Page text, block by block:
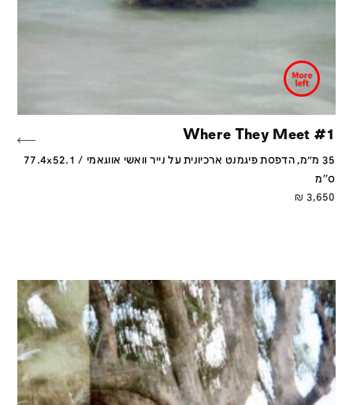
Where They Meet #1
35 מ״מ, הדפסת פיגמנט ארכיונית על נייר וואשי אווגאמי / 77.4x52.1
ס''מ
3,650
₪